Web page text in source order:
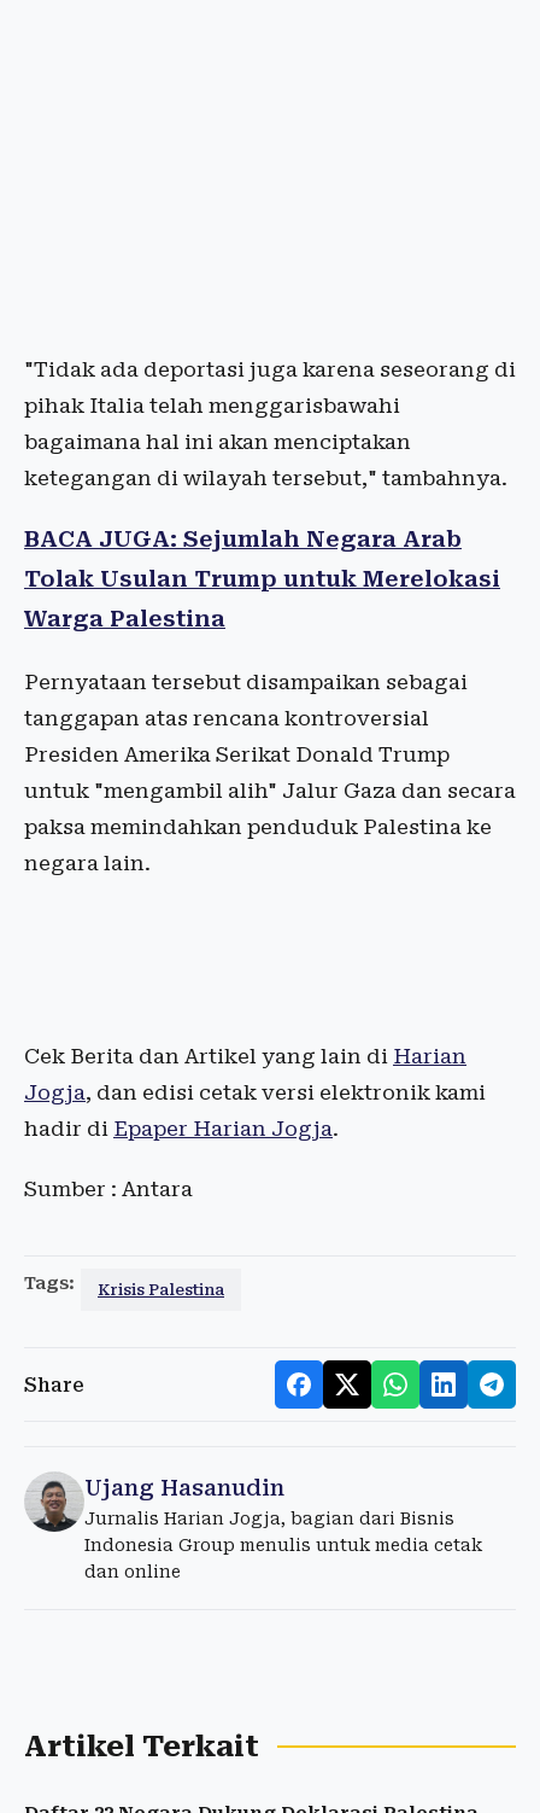
"Tidak ada deportasi juga karena seseorang di
pihak Italia telah menggarisbawahi
bagaimana hal ini akan menciptakan
ketegangan di wilayah tersebut," tambahnya.
BACA JUGA: Sejumlah Negara Arab
Tolak Usulan Trump untuk Merelokasi
Warga Palestina
Pernyataan tersebut disampaikan sebagai
tanggapan atas rencana kontroversial
Presiden Amerika Serikat Donald Trump
untuk "mengambil alih" Jalur Gaza dan secara
paksa memindahkan penduduk Palestina ke
negara lain.
Cek Berita dan Artikel yang lain di Harian
Jogja, dan edisi cetak versi elektronik kami
hadir di Epaper Harian Jogja.
Sumber : Antara
Tags: Krisis Palestina
Share
Ujang Hasanudin
Jurnalis Harian Jogja, bagian dari Bisnis
Indonesia Group menulis untuk media cetak
dan online
Artikel Terkait